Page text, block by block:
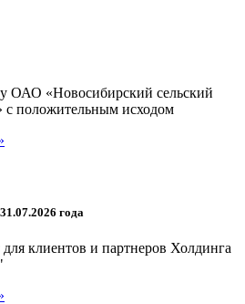
ОАО «Новосибирский сельский
с положительным исходом
года
клиентов и партнеров Холдинга